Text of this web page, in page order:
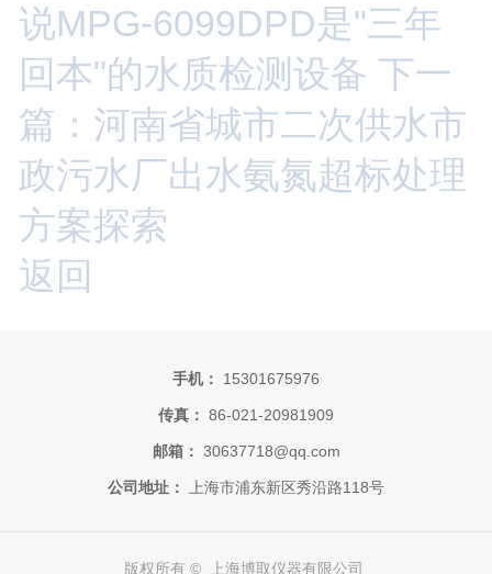
说MPG-6099DPD是"三年
回本"的水质检测设备 下一
篇：河南省城市二次供水市
政污水厂出水氨氮超标处理
方案探索
返回
手机： 15301675976
传真： 86-021-20981909
邮箱： 30637718@qq.com
公司地址： 上海市浦东新区秀沿路118号
版权所有 © 上海博取仪器有限公司